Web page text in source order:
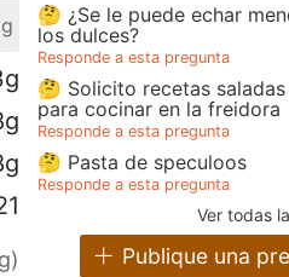
🤔 ¿Se le puede echar
los dulces?
Responde a esta pregunta
🤔 Solicito recetas
para cocinar en la freidora
Responde a esta pregunta
🤔 Pasta de speculoos
Responde a esta pregunta
Ver todas
Publique una